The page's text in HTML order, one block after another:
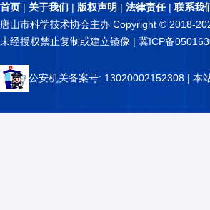
首页 | 关于我们 | 版权声明 | 法律责任| 联系我
唐山市科学技术协会主办 Copyright © 2018-
未经授权禁止复制或建立镜像 | 冀ICP备
公安机关备案号: 13020002152308 | 本